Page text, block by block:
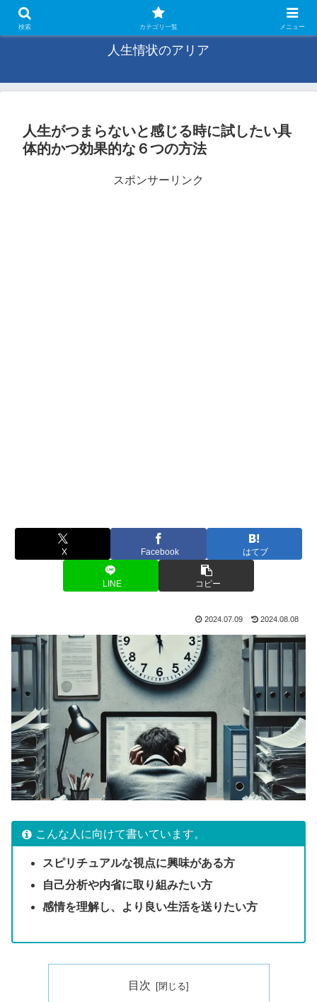
未来の旋律、感じるままに
人生情状のアリア
人生がつまらないと感じる時に試したい具
体的かつ効果的な６つの方法
スポンサーリンク
X Facebook はてブ
LINE コピー
2024.07.09 2024.08.08
こんな人に向けて書いています。
スピリチュアルな視点に興味がある方
自己分析や内省に取り組みたい方
感情を理解し、より良い生活を送りたい方
目次
検索 カテゴリ一覧 メニュー